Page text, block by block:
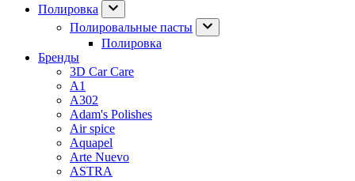
Полировка
Полировальные пасты
Полировка
Бренды
3D Car Care
A1
A302
Adam's Polishes
Air spice
Aquapel
Arte Nuevo
ASTRA